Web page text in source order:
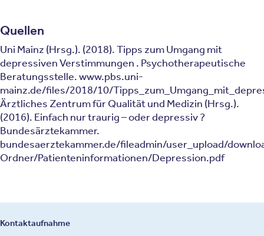
Quellen
Uni Mainz (Hrsg.). (2018). Tipps zum Umgang mit
depressiven Verstimmungen . Psychotherapeutische
Beratungsstelle. www.pbs.uni-
mainz.de/files/2018/10/
Ärztliches Zentrum für Qualität und Medizin (Hrsg.).
(2016). Einfach nur traurig – oder depressiv ?
Bundesärztekammer.
bundesaerztekammer.de/fileadmin/user_upload/
Ordner/Patienteninformationen/Depression.pdf
Kontaktaufnahme